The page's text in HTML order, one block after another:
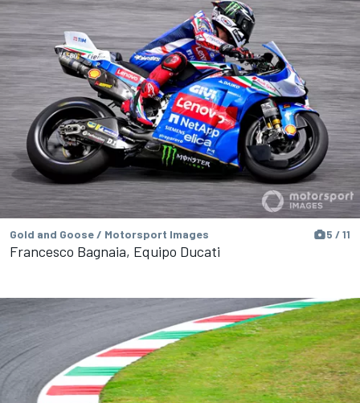
Gold and Goose / Motorsport Images 5 / 11
Francesco Bagnaia, Equipo Ducati